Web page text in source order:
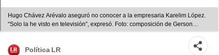
Hugo Chávez Arévalo aseguró no conocer a la empresaria Karelim López.
“Solo la he visto en televisión”, expresó. Foto: composición de Gerson
Cardoso/La República
Política LR